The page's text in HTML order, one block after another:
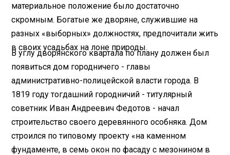
материальное положение было достаточно
скромным. Богатые же дворяне, служившие на
разных «выборных» должностях, предпочитали жить
в своих усадьбах на лоне природы.
В углу дворянского квартала по плану должен был
появиться дом городничего - главы
административно-полицейской власти города. В
1819 году тогдашний городничий - титулярный
советник Иван Андреевич Федотов - начал
строительство своего деревянного особняка. Дом
строился по типовому проекту «на каменном
фундаменте, в семь окон по фасаду с мезонином в